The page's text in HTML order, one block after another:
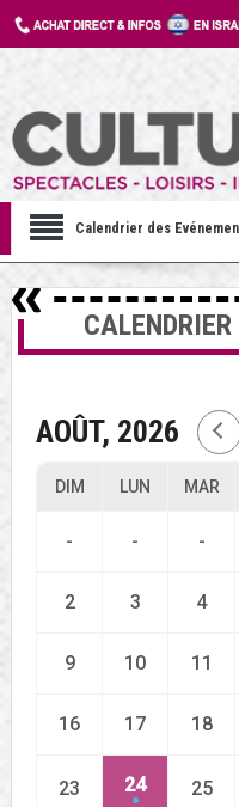
Calendrier des
AOÛT, 2026
DIM LUN MAR
- - -
2 3 4
9 10 11
16 17 18
23 24 25